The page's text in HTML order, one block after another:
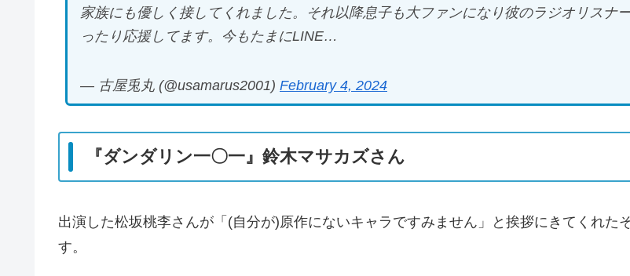
家族にも優しく接してくれました。それ以降息子も大ファンになり彼のラジオリスナ
ったり応援してます。今もたまにLINE…
— 古屋兎丸 (@usamarus2001) February 4, 2024
『ダンダリン一〇一』鈴木マサカズさん
出演した松坂桃李さんが「(自分が)原作にないキャラですみません」と挨拶にきてくれた
す。